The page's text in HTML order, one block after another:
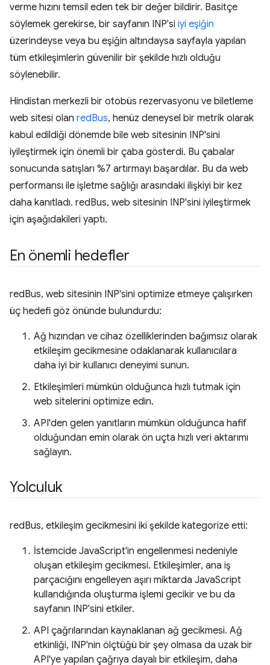
verme hızını temsil eden tek bir değer bildirir. Basitçe
söylemek gerekirse, bir sayfanın INP'si iyi eşiğin
üzerindeyse veya bu eşiğin altındaysa sayfayla yapılan
tüm etkileşimlerin güvenilir bir şekilde hızlı olduğu
söylenebilir.
Hindistan merkezli bir otobüs rezervasyonu ve biletleme
web sitesi olan redBus, henüz deneysel bir metrik olarak
kabul edildiği dönemde bile web sitesinin INP'sini
iyileştirmek için önemli bir çaba gösterdi. Bu çabalar
sonucunda satışları %7 artırmayı başardılar. Bu da web
performansı ile işletme sağlığı arasındaki ilişkiyi bir kez
daha kanıtladı. redBus, web sitesinin INP'sini iyileştirmek
için aşağıdakileri yaptı.
En önemli hedefler
redBus, web sitesinin INP'sini optimize etmeye çalışırken
üç hedefi göz önünde bulundurdu:
Ağ hızından ve cihaz özelliklerinden bağımsız olarak
etkileşim gecikmesine odaklanarak kullanıcılara
daha iyi bir kullanıcı deneyimi sunun.
Etkileşimleri mümkün olduğunca hızlı tutmak için
web sitelerini optimize edin.
API'den gelen yanıtların mümkün olduğunca hafif
olduğundan emin olarak ön uçta hızlı veri aktarımı
sağlayın.
Yolculuk
redBus, etkileşim gecikmesini iki şekilde kategorize etti:
İstemcide JavaScript'in engellenmesi nedeniyle
oluşan etkileşim gecikmesi. Etkileşimler, ana iş
parçacığını engelleyen aşırı miktarda JavaScript
kullandığında oluşturma işlemi gecikir ve bu da
sayfanın INP'sini etkiler.
API çağrılarından kaynaklanan ağ gecikmesi. Ağ
etkinliği, INP'nin ölçtüğü bir şey olmasa da uzak bir
API'ye yapılan çağrıya dayalı bir etkileşim, daha